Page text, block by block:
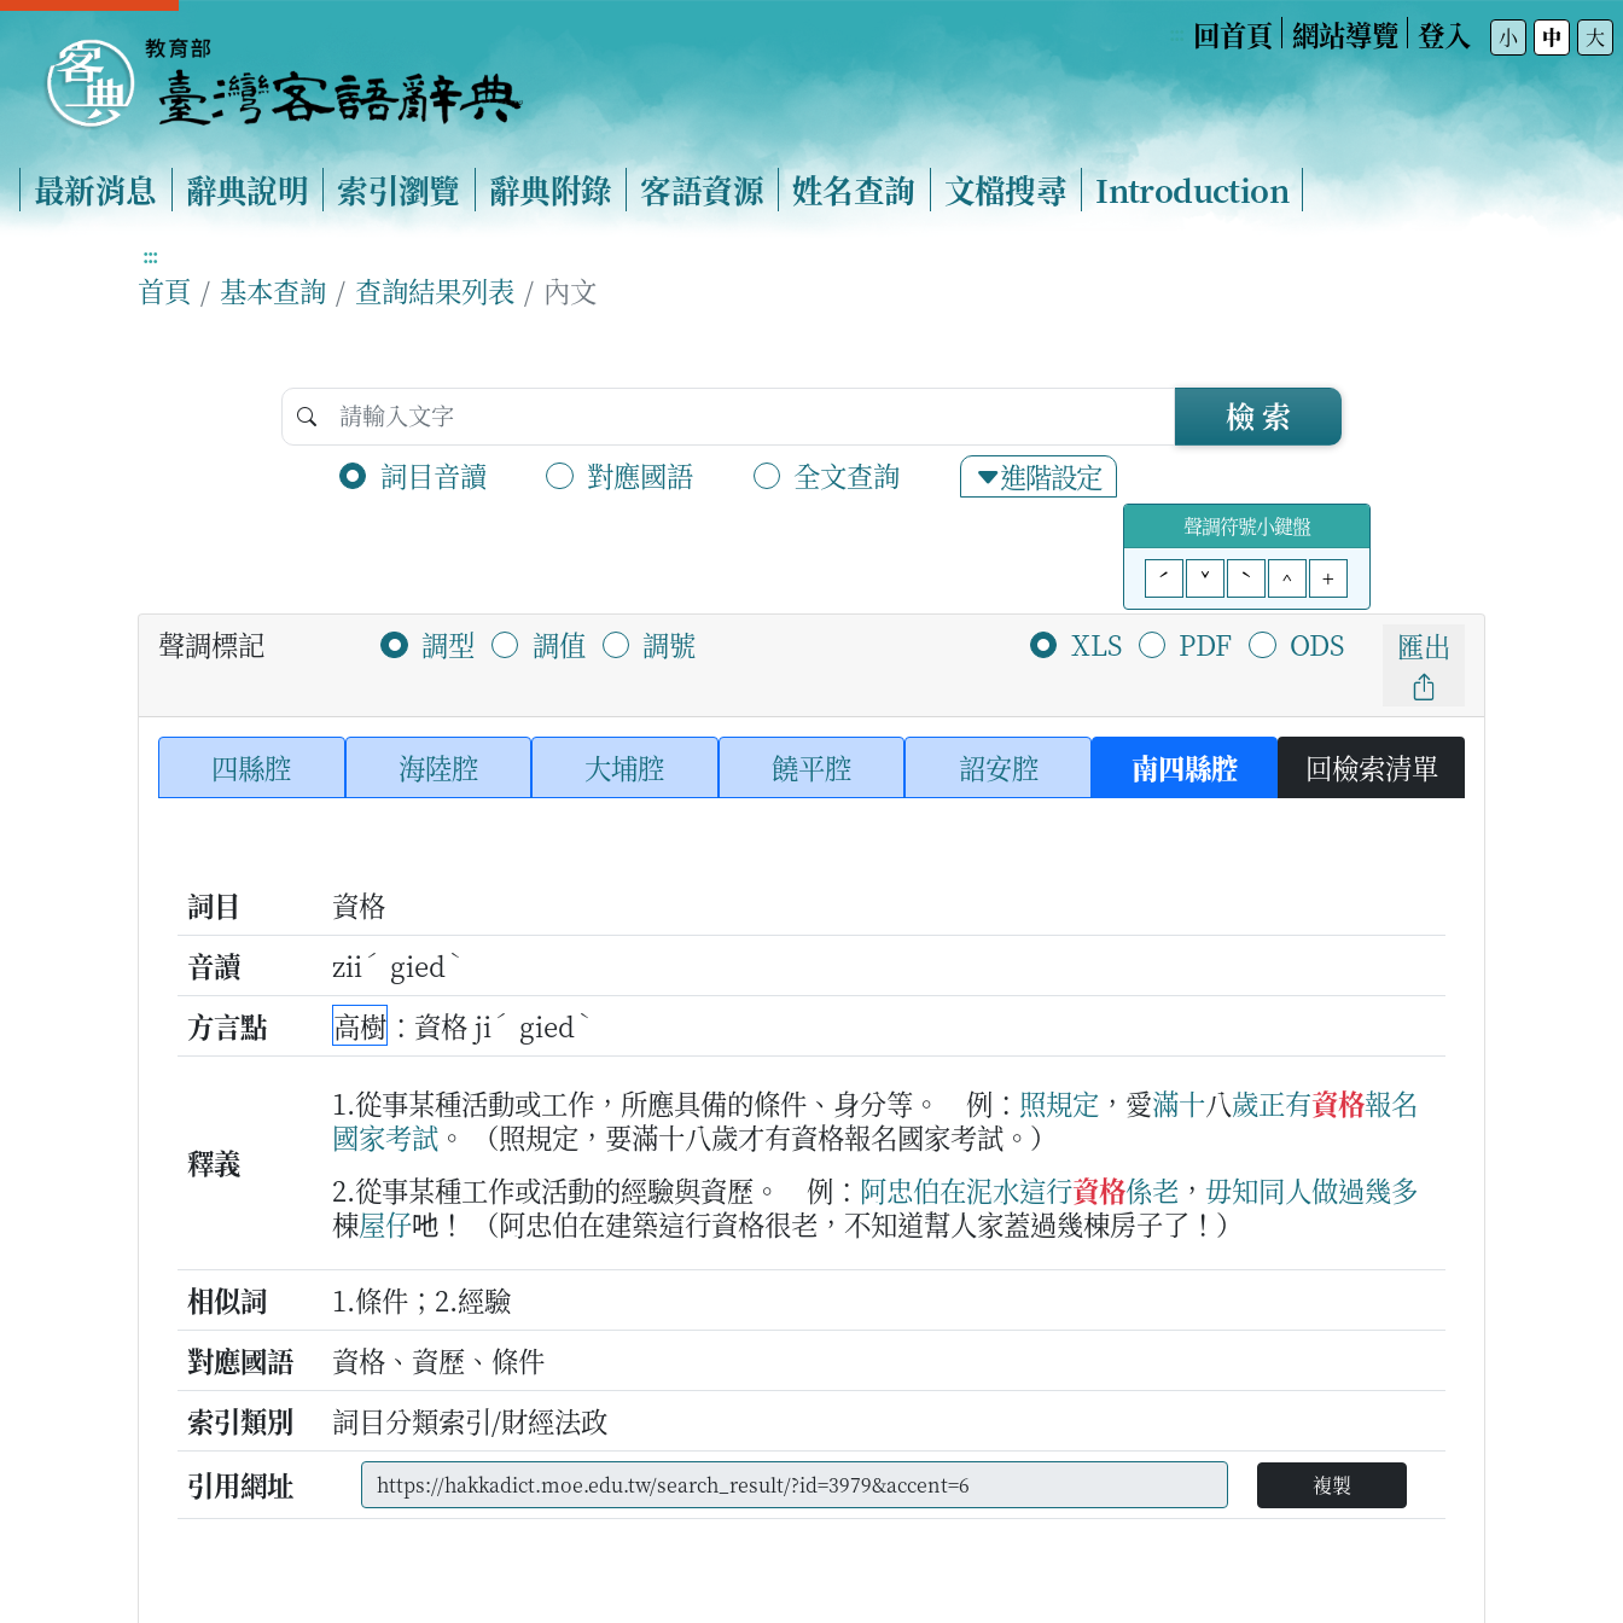
回首頁 網站導覽 登入 小 中 大
最新消息 辭典說明 索引瀏覽 辭典附錄 客語資源 姓名查詢 文檔搜尋 Introduction
:::
首頁 基本查詢 查詢結果列表 內文
詞目音讀 對應國語 全文查詢 進階設定
檢 索
聲調符號小鍵盤
ˊ
ˇ ˋ ^ +
聲調標記 調型 調值 調號 XLS PDF ODS 匯出
四縣腔 海陸腔 大埔腔 饒平腔 詔安腔 南四縣腔 回檢索清單
詞目
資格
音讀
zii ˊ gied ˋ
方言點 高樹 ：資格 ji ˊ gied ˋ
釋義
1.從事某種活動或工作，所應具備的條件、身分等。 例： 照規定 ，愛滿十八歲正有資格報名
國家考試 。
（照規定，要滿十八歲才有資格報名國家考試。）
2.從事某種工作或活動的經驗與資歷。
例： 阿忠伯在泥水這行資格係老 ， 毋知同人做過幾多
棟屋仔吔！
（阿忠伯在建築這行資格很老，不知道幫人家蓋過幾棟房子了！）
相似詞
1.條件；2.經驗
對應國語
資格、資歷、條件
索引類別
詞目分類索引/財經法政
引用網址
複製